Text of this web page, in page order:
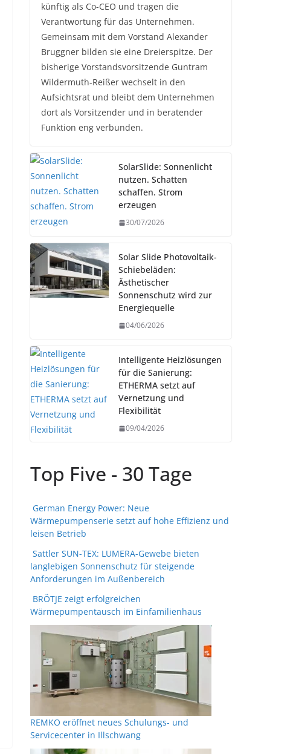
künftig als Co-CEO und tragen die
Verantwortung für das Unternehmen.
Gemeinsam mit dem Vorstand Alexander
Bruggner bilden sie eine Dreierspitze. Der
bisherige Vorstandsvorsitzende Guntram
Wildermuth-Reißer wechselt in den
Aufsichtsrat und bleibt dem Unternehmen
dort als Vorsitzender und in beratender
Funktion eng verbunden.
SolarSlide: Sonnenlicht
nutzen. Schatten
schaffen. Strom
erzeugen
30/07/2026
Solar Slide Photovoltaik-
Schiebeläden:
Ästhetischer
Sonnenschutz wird zur
Energiequelle
04/06/2026
Intelligente Heizlösungen
für die Sanierung:
ETHERMA setzt auf
Vernetzung und
Flexibilität
09/04/2026
Top Five - 30 Tage
German Energy Power: Neue
Wärmepumpenserie setzt auf hohe Effizienz und
leisen Betrieb
Sattler SUN-TEX: LUMERA-Gewebe bieten
langlebigen Sonnenschutz für steigende
Anforderungen im Außenbereich
BRÖTJE zeigt erfolgreichen
Wärmepumpentausch im Einfamilienhaus
REMKO eröffnet neues Schulungs- und
Servicecenter in Illschwang